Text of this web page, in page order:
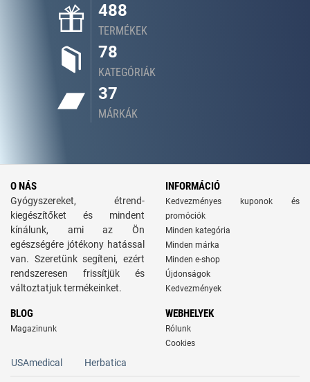
488
TERMÉKEK
78
KATEGÓRIÁK
37
MÁRKÁK
O NÁS
Gyógyszereket, étrend-
kiegészítőket és mindent
kínálunk, ami az Ön
egészségére jótékony hatással
van. Szeretünk segíteni, ezért
rendszeresen frissítjük és
változtatjuk termékeinket.
INFORMÁCIÓ
Kedvezményes kuponok és
promóciók
Minden kategória
Minden márka
Minden e-shop
Újdonságok
Kedvezmények
BLOG
Magazinunk
WEBHELYEK
Rólunk
Cookies
USAmedical Herbatica